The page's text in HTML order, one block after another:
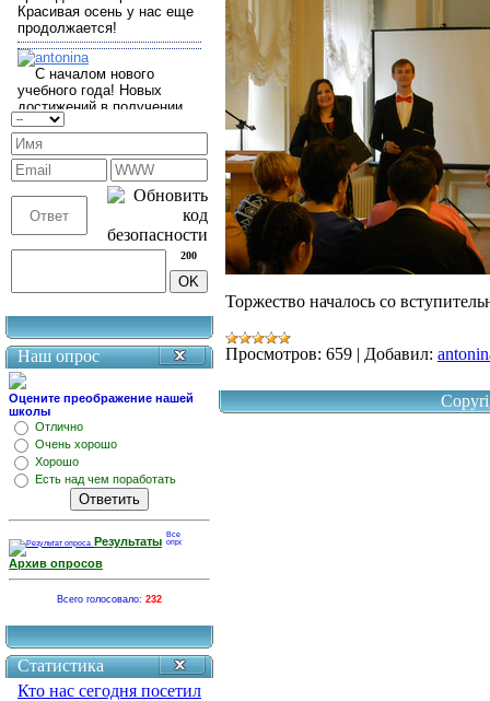
200
Наш опрос
Оцените преображение нашей
школы
Отлично
Очень хорошо
Хорошо
Есть над чем поработать
Результаты
Архив опросов
Всего голосовало: 232
Статистика
Кто нас сегодня посетил
Торжество началось со
Просмотров: 659 | Добавил: